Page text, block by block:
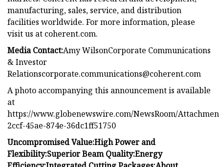
manufacturing, sales, service, and distribution
facilities worldwide. For more information, please
visit us at coherent.com.
Media Contact:Amy WilsonCorporate Communications
& Investor
Relationscorporate.communications@coherent.com
A photo accompanying this announcement is available
at
https://www.globenewswire.com/NewsRoom/
2ccf-45ae-874e-36dc1ff51750
Uncompromised Value:High Power and
Flexibility:Superior Beam Quality:Energy